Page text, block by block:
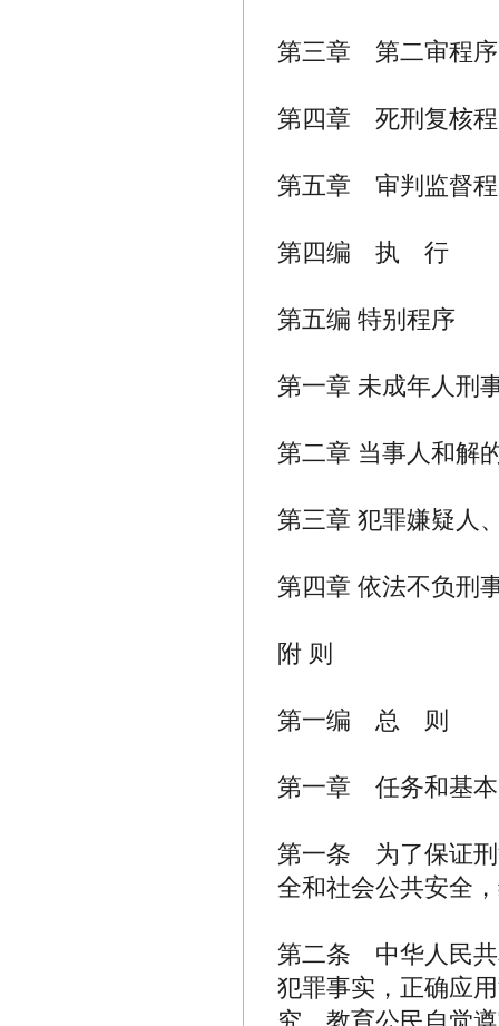
第三章 第二审程序
第四章 死刑复核
第五章 审判监督
第四编 执 行
第五编 特别程序
第一章 未成年人刑
第二章 当事人和解
第三章 犯罪嫌疑人
第四章 依法不负刑
附 则
第一编 总 则
第一章 任务和基
第一条 为了保证刑
全和社会公共安全
第二条 中华人民共
犯罪事实，正确应